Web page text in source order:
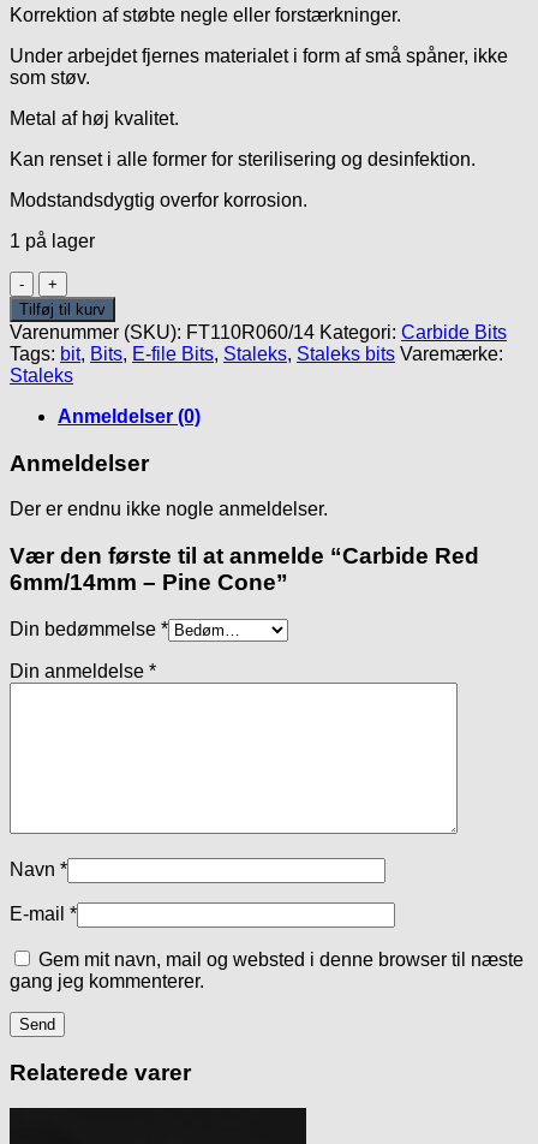
Korrektion af støbte negle eller forstærkninger.
Under arbejdet fjernes materialet i form af små spåner, ikke
som støv.
Metal af høj kvalitet.
Kan renset i alle former for sterilisering og desinfektion.
Modstandsdygtig overfor korrosion.
1 på lager
Carbide
Red
6mm/14mm
-
Pine
Cone
antal
Tilføj til kurv
Varenummer (SKU): FT110R060/14 Kategori: Carbide Bits
Tags: bit, Bits, E-file Bits, Staleks, Staleks bits Varemærke:
Staleks
Anmeldelser (0)
Anmeldelser
Der er endnu ikke nogle anmeldelser.
Vær den første til at anmelde “Carbide Red
6mm/14mm – Pine Cone”
Din bedømmelse *
Din anmeldelse *
Navn *
E-mail *
Gem mit navn, mail og websted i denne browser til næste
gang jeg kommenterer.
Relaterede varer